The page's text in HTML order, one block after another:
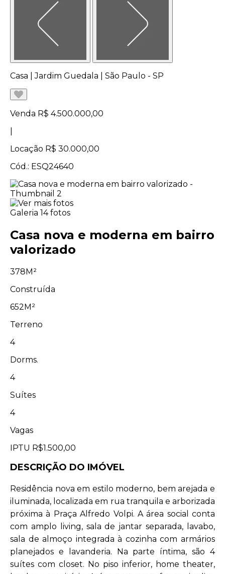
Casa | Jardim Guedala | São Paulo - SP
Venda R$ 4.500.000,00
Locação R$ 30.000,00
Cód.: ESQ24640
Galeria 14 fotos
Casa nova e moderna em bairro
valorizado
378M²
Construída
652M²
Terreno
4
Dorms.
4
Suítes
4
Vagas
IPTU R$1.500,00
DESCRIÇÃO DO IMÓVEL
Residência nova em estilo moderno, bem arejada e
iluminada, localizada em rua tranquila e arborizada
próxima à Praça Alfredo Volpi. A área social conta
com amplo living, sala de jantar separada, lavabo,
sala de almoço integrada à cozinha com armários
planejados e lavanderia. Na parte íntima, são 4
suítes com closet. No piso inferior, home theater,